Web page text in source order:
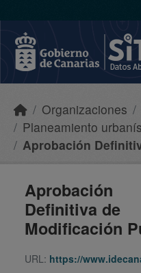
Organizaciones
Planeamiento
Aprobación
Aprobación
Definitiva de
Modificación
URL: https://www.idecanarias.es/